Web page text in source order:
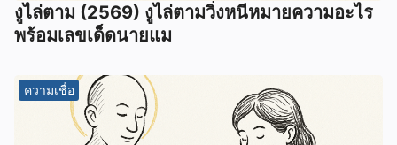
งูไล่ตาม (2569) งูไล่ตามวิ่งหนีหมายความอะไร
พร้อมเลขเด็ดนายแม
ความเชื่อ